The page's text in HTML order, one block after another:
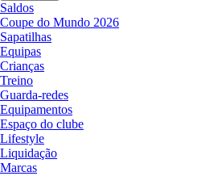
Saldos
Coupe do Mundo 2026
Sapatilhas
Equipas
Crianças
Treino
Guarda-redes
Equipamentos
Espaço do clube
Lifestyle
Liquidação
Marcas